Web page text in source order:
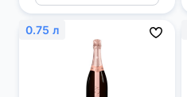
0.75 л